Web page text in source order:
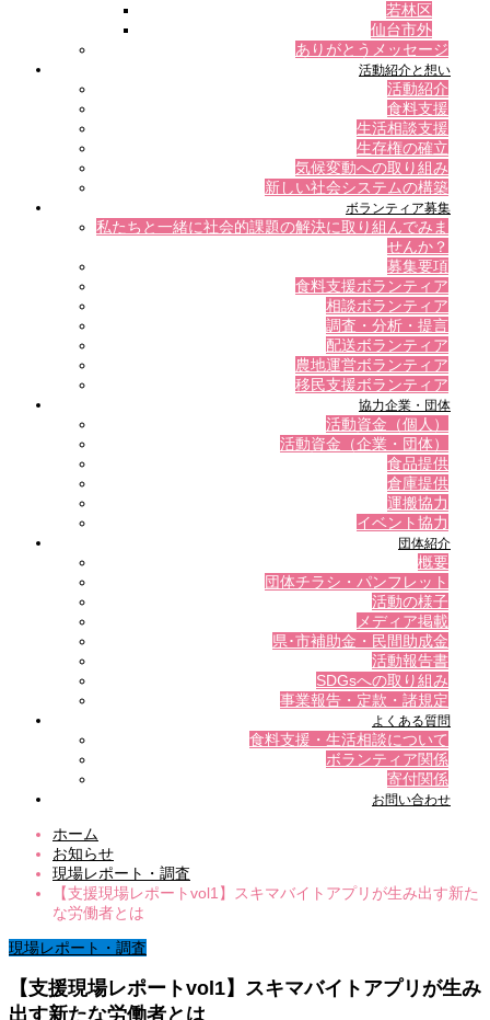
若林区
仙台市外
ありがとうメッセージ
活動紹介と想い
活動紹介
食料支援
生活相談支援
生存権の確立
気候変動への取り組み
新しい社会システムの構築
ボランティア募集
私たちと一緒に社会的課題の解決に取り組んでみま
せんか？
募集要項
食料支援ボランティア
相談ボランティア
調査・分析・提言
配送ボランティア
農地運営ボランティア
移民支援ボランティア
協力企業・団体
活動資金（個人）
活動資金（企業・団体）
食品提供
倉庫提供
運搬協力
イベント協力
団体紹介
概要
団体チラシ・パンフレット
活動の様子
メディア掲載
県･市補助金・民間助成金
活動報告書
SDGsへの取り組み
事業報告・定款・諸規定
よくある質問
食料支援・生活相談について
ボランティア関係
寄付関係
お問い合わせ
ホーム
お知らせ
現場レポート・調査
【支援現場レポートvol1】スキマバイトアプリが生み出す新た
な労働者とは
現場レポート・調査
【支援現場レポートvol1】スキマバイトアプリが生み
出す新たな労働者とは